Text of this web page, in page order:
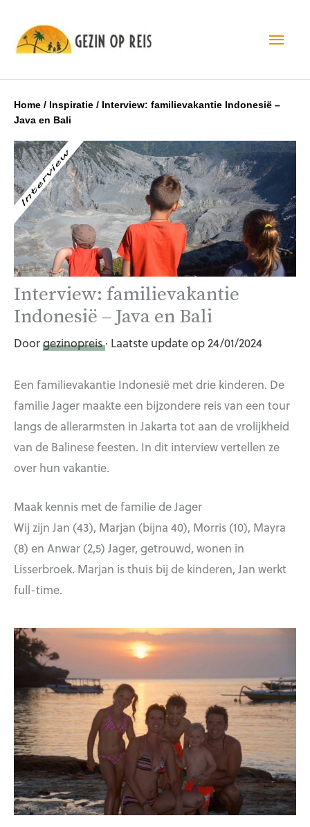
Home / Inspiratie / Interview: familievakantie Indonesië –
Java en Bali
Interview: familievakantie
Indonesië – Java en Bali
Doorgezinopreis· Laatste update op 24/01/2024
Een familievakantie Indonesië met drie kinderen. De
familie Jager maakte een bijzondere reis van een tour
langs de allerarmsten in Jakarta tot aan de vrolijkheid
van de Balinese feesten. In dit interview vertellen ze
over hun vakantie.
Maak kennis met de familie de Jager
Wij zijn Jan (43), Marjan (bijna 40), Morris (10), Mayra
(8) en Anwar (2,5) Jager, getrouwd, wonen in
Lisserbroek. Marjan is thuis bij de kinderen, Jan werkt
full-time.